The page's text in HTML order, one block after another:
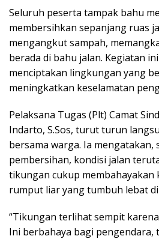
Seluruh peserta tampak bahu
membersihkan sepanjang ruas
mengangkut sampah,
berada di bahu jalan. Kegiatan
menciptakan lingkungan yang
meningkatkan keselamatan
Pelaksana Tugas (Plt) Camat
Indarto, S.Sos, turut turun
bersama warga. Ia mengatakan,
pembersihan, kondisi jalan
tikungan cukup
rumput liar yang tumbuh lebat
“Tikungan terlihat sempit
Ini berbahaya bagi pengendara,